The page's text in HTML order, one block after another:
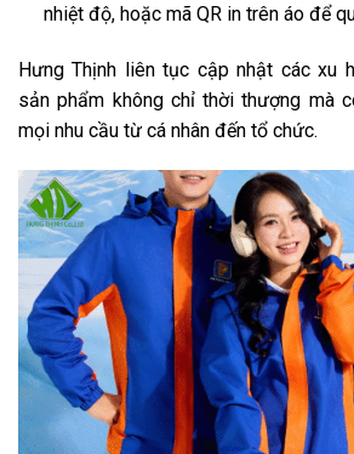
nhiệt độ, hoặc mã QR in trên áo để
Hưng Thịnh liên tục cập nhật các xu
sản phẩm không chỉ thời thượng mà
mọi nhu cầu từ cá nhân đến tổ chức.